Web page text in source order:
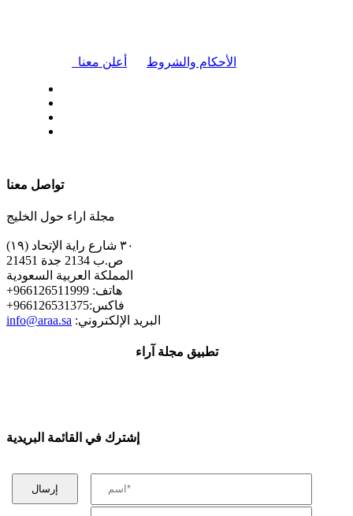
أعلن معنا الأحكام والشروط
تواصل معنا
مجلة اراء حول الخليج
٣٠ شارع راية الإتحاد (١٩)
ص.ب 2134 جدة 21451
المملكة العربية السعودية
+هاتف: 966126511999
+فاكس:966126531375
info@araa.sa :البريد الإلكتروني
تطبيق مجلة آراء
إشترك في القائمة البريدية